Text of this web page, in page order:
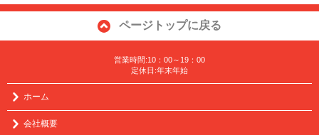
ページトップに戻る
営業時間:10：00～19：00
定休日:年末年始
ホーム
会社概要